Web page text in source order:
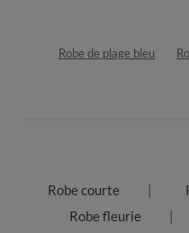
Robe de plage bleu
Robe courte
Robe fleurie